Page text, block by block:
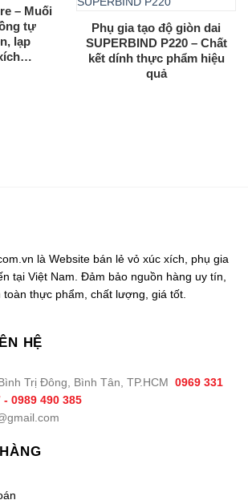
– Muối
tự
lạp
Phụ gia tạo độ giòn dai
SUPERBIND P220 – Chất
kết dính thực phẩm hiệu
quả
là Website bán lẻ vỏ xúc xích, phụ gia
tại Việt Nam. Đảm bảo nguồn hàng uy tín,
thực phẩm, chất lượng, giá tốt.
HỆ
Trị Đông, Bình Tân, TP.HCM 0969 331
- 0989 490 385